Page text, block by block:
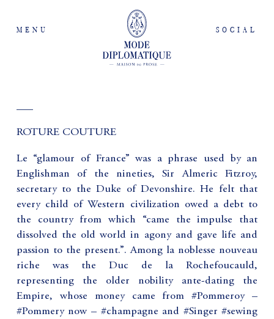
MENU SOCIAL
ROTURE COUTURE
Le “glamour of France” was a phrase used by an
Englishman of the nineties, Sir Almeric Fitzroy,
secretary to the Duke of Devonshire. He felt that
every child of Western civilization owed a debt to
the country from which “came the impulse that
dissolved the old world in agony and gave life and
passion to the present.”. Among la noblesse nouveau
riche was the Duc de la Rochefoucauld,
representing the older nobility ante-dating the
Empire, whose money came from #Pommeroy –
#Pommery now – #champagne and #Singer #sewing